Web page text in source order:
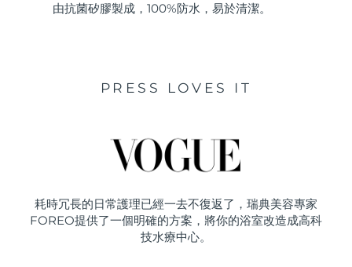
由抗菌矽膠製成，100%防水，易於清潔。
PRESS LOVES IT
耗時冗長的日常護理已經一去不復返了，瑞典美容專家
FOREO提供了一個明確的方案，將你的浴室改造成高科
技水療中心。